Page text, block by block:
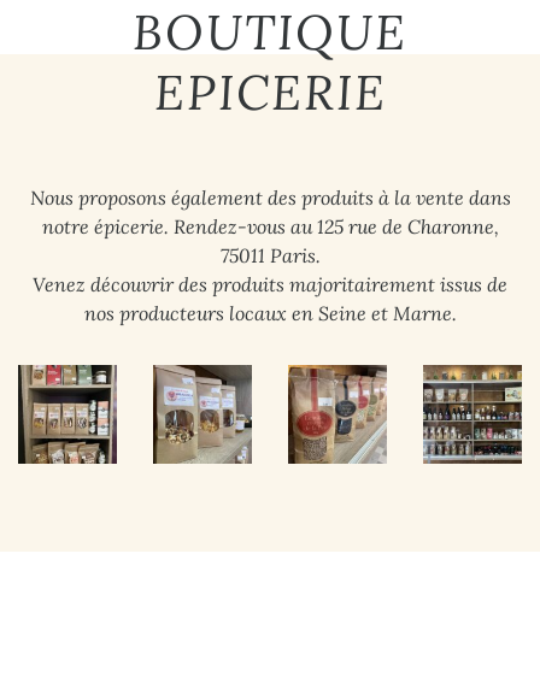
BOUTIQUE
EPICERIE
Nous proposons également des produits à la vente dans
notre épicerie. Rendez-vous au 125 rue de Charonne,
75011 Paris.
Venez découvrir des produits majoritairement issus de
nos producteurs locaux en Seine et Marne.